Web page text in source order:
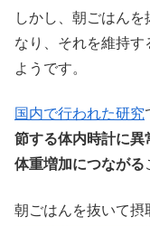
しかし、朝ごはんを
なり、それを維持す
ようです。
国内で行われた研究
節する体内時計に異
体重増加につながる
朝ごはんを抜いて摂